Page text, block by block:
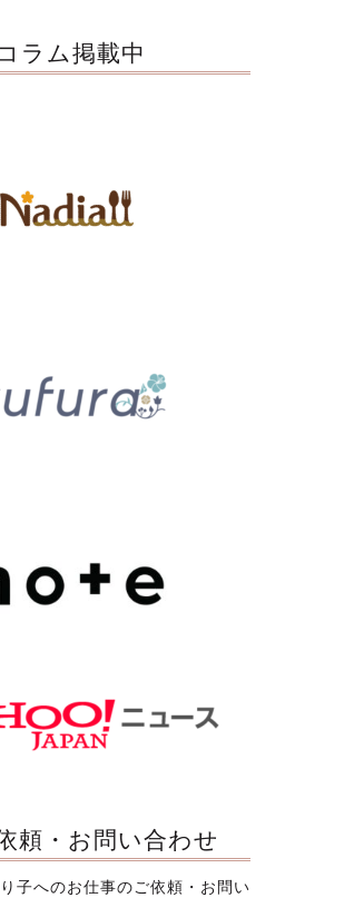
コラム掲載中
依頼・お問い合わせ
子へのお仕事のご依頼・お問い